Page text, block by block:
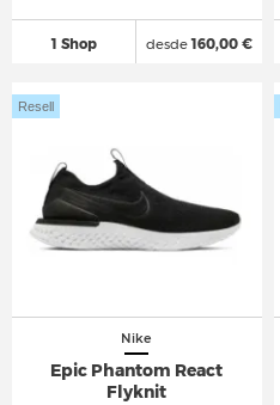
1 Shop desde160,00 €
Nike
Epic Phantom React
Flyknit
Resell